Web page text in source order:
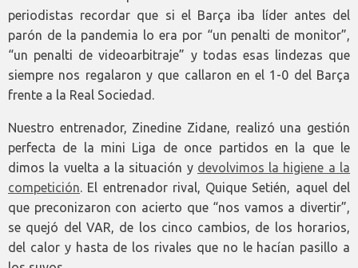
periodistas recordar que si el Barça iba líder antes del
parón de la pandemia lo era por “un penalti de monitor”,
“un penalti de videoarbitraje” y todas esas lindezas que
siempre nos regalaron y que callaron en el 1-0 del Barça
frente a la Real Sociedad.
Nuestro entrenador, Zinedine Zidane, realizó una gestión
perfecta de la mini Liga de once partidos en la que le
dimos la vuelta a la situación y devolvimos la higiene a la
competición. El entrenador rival, Quique Setién, aquel del
que preconizaron con acierto que “nos vamos a divertir”,
se quejó del VAR, de los cinco cambios, de los horarios,
del calor y hasta de los rivales que no le hacían pasillo a